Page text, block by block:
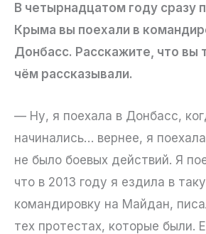
В четырнадцатом году сразу
Крыма вы поехали в
Донбасс. Расскажите, что вы
чём рассказывали.
— Ну, я поехала в Донбасс,
начинались… вернее, я
не было боевых действий. Я
что в 2013 году я ездила в
командировку на Майдан,
тех протестах, которые были.